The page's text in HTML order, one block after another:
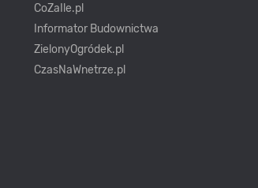
CoZaIle.pl
Informator Budownictwa
ZielonyOgródek.pl
CzasNaWnetrze.pl